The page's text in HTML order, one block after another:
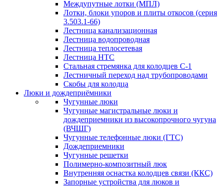
Междупутные лотки (МПЛ)
Лотки, блоки упоров и плиты откосов (серия
3.503.1-66)
Лестница канализационная
Лестница водопроводная
Лестница теплосетевая
Лестница НТС
Стальная стремянка для колодцев С-1
Лестничный переход над трубопроводами
Скобы для колодца
Люки и дождеприёмники
Чугунные люки
Чугунные магистральные люки и
дождеприемники из высокопрочного чугуна
(ВЧШГ)
Чугунные телефонные люки (ГТС)
Дождеприемники
Чугунные решетки
Полимерно-композитный люк
Внутренняя оснастка колодцев связи (ККС)
Запорные устройства для люков и